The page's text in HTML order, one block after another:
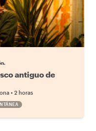
antiguo de
• 2 horas